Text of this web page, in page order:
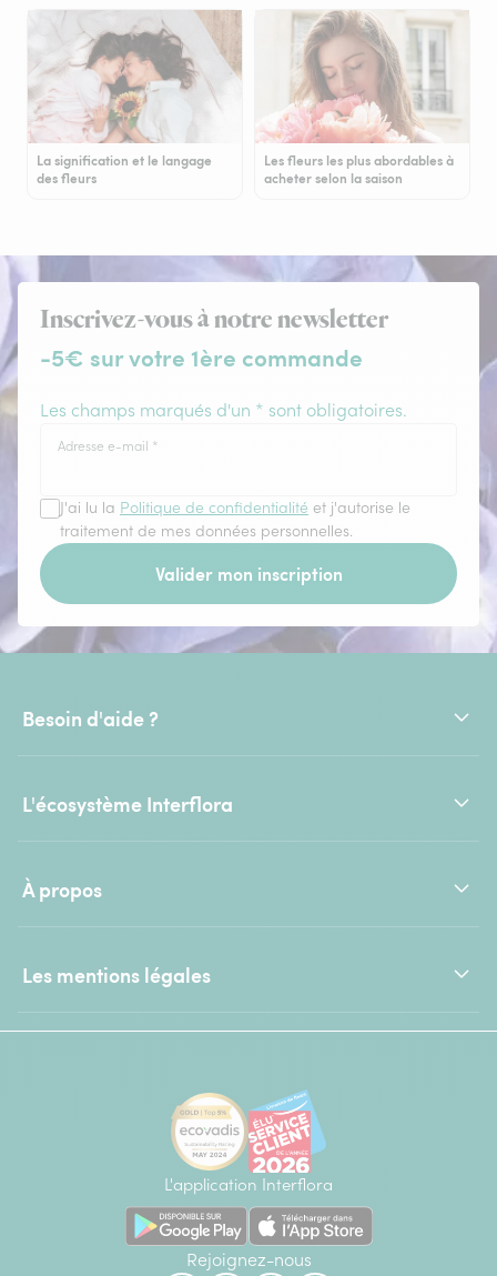
La signification et le langage
des fleurs
Les fleurs les plus abordables à
acheter selon la saison
Inscrivez-vous à notre newsletter
-5€ sur votre 1ère commande
Les champs marqués d'un * sont obligatoires.
Adresse e-mail *
J'ai lu la Politique de confidentialité et j'autorise le
traitement de mes données personnelles.
Valider mon inscription
Besoin d'aide ?
L'écosystème Interflora
À propos
Les mentions légales
L'application Interflora
Rejoignez-nous